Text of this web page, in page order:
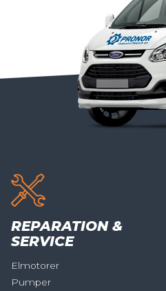
REPARATION &
SERVICE
Elmotorer
Pumper